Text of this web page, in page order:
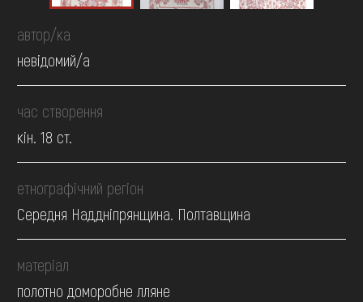
автор/ка
невідомий/а
час створення
кін. 18 ст.
етнографічний регіон
Середня Наддніпрянщина. Полтавщина
матеріал
полотно доморобне лляне